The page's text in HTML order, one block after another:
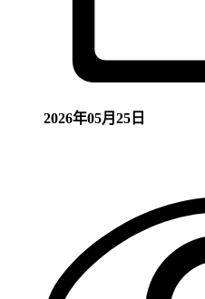
2026年05月25日